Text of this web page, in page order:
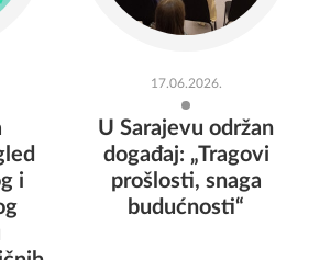
i
17.06.2026.
U Sarajevu održan
događaj: „Tragovi
prošlosti, snaga
budućnosti“